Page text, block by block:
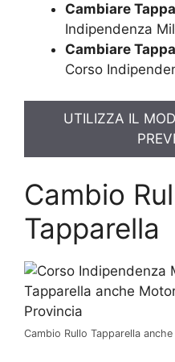
Cambiare
Indipendenza
Cambiare
Corso
UTILIZZA IL
Cambio
Tapparella
Cambio Rullo Tapparella